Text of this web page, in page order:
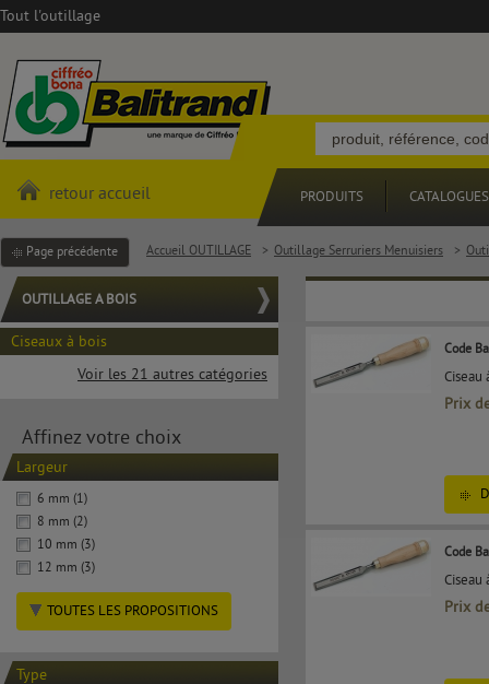
Tout l'outillage
retour accueil PRODUITS CATALOGUES
Page précédente Accueil OUTILLAGE > Outillage Serruriers Menuisiers >
OUTILLAGE A BOIS
Ciseaux à bois
Voir les 21 autres catégories
Affinez votre choix
Largeur
6 mm (1)
8 mm (2)
10 mm (3)
12 mm (3)
TOUTES LES PROPOSITIONS
Type
Code
Ciseau
Prix
Code
Ciseau
Prix